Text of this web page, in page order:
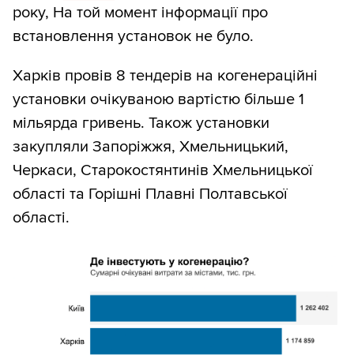
року, На той момент інформації про
встановлення установок не було.
Харків провів 8 тендерів на когенераційні
установки очікуваною вартістю більше 1
мільярда гривень. Також установки
закупляли Запоріжжя, Хмельницький,
Черкаси, Старокостянтинів Хмельницької
області та Горішні Плавні Полтавської
області.